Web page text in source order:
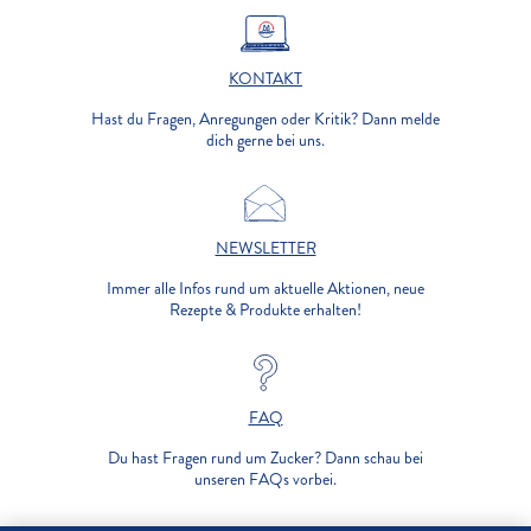
KONTAKT
Hast du Fragen, Anregungen oder Kritik? Dann melde
dich gerne bei uns.
NEWSLETTER
Immer alle Infos rund um aktuelle Aktionen, neue
Rezepte & Produkte erhalten!
FAQ
Du hast Fragen rund um Zucker? Dann schau bei
unseren FAQs vorbei.